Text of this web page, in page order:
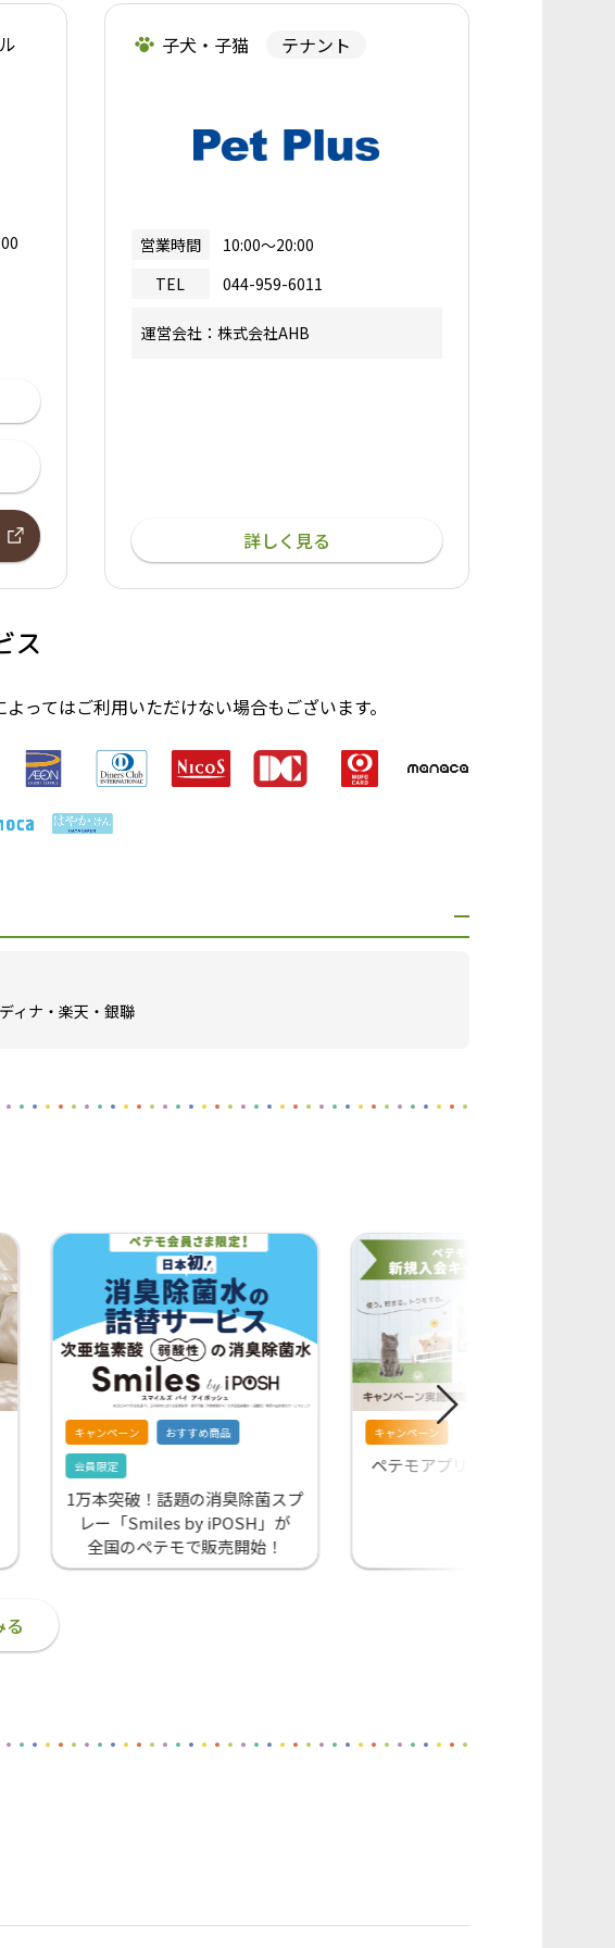
子犬・子猫 テナント
営業時間
10:00～20:00
TEL
044-959-6011
運営会社：株式会社AHB
詳しく見る
ス
ってはご利用いただけない場合もございます。
ィナ・楽天・銀聯
キャンペーン おすすめ商品
会員限定
1万本突破！話題の消臭除菌スプ
レー「Smiles by iPOSH」が
全国のペテモで販売開始！
キャンペーン
ペテモアプリ新規入会キャンペ